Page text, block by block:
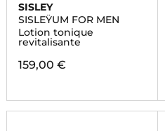
SISLEY
SISLEŸUM FOR MEN
Lotion tonique
revitalisante
159,00 €